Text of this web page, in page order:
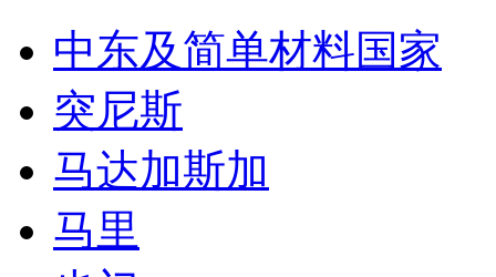
中东及简单材料国家
突尼斯
马达加斯加
马里